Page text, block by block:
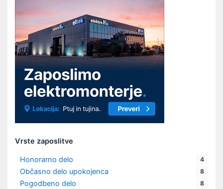
Vrste zaposlitve
Honorarno delo 4
Občasno delo upokojenca 8
Pogodbeno delo 8